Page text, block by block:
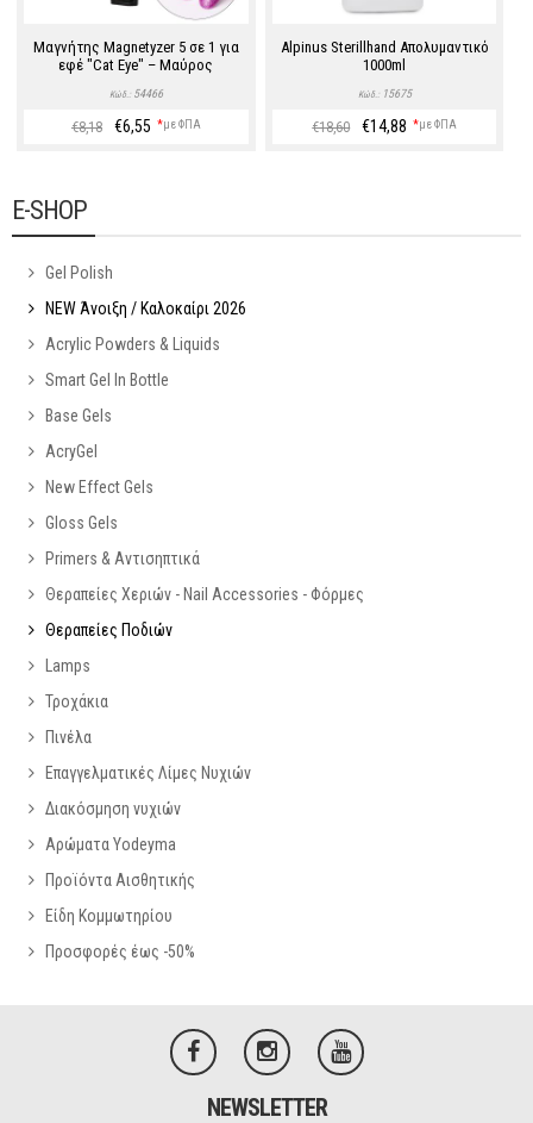
Μαγνήτης Magnetyzer 5 σε 1 για
εφέ "Cat Eye" – Μαύρος
Κώδ.: 54466
€8,18 €6,55 *με ΦΠΑ
Alpinus Sterillhand Απολυμαντικό
1000ml
Κώδ.: 15675
€18,60 €14,88 *με ΦΠΑ
E-SHOP
Gel Polish
NEW Άνοιξη / Καλοκαίρι 2026
Acrylic Powders & Liquids
Smart Gel In Bottle
Base Gels
AcryGel
New Effect Gels
Gloss Gels
Primers & Αντισηπτικά
Θεραπείες Χεριών - Nail Accessories - Φόρμες
Θεραπείες Ποδιών
Lamps
Τροχάκια
Πινέλα
Επαγγελματικές Λίμες Νυχιών
Διακόσμηση νυχιών
Αρώματα Yodeyma
Προϊόντα Αισθητικής
Είδη Κομμωτηρίου
Προσφορές έως -50%
NEWSLETTER